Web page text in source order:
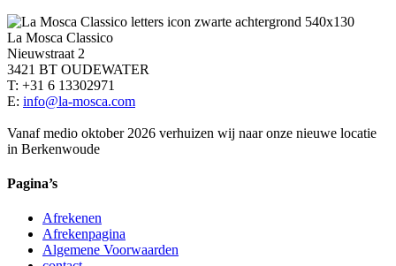
La Mosca Classico
Nieuwstraat 2
3421 BT OUDEWATER
T: +31 6 13302971
E: info@la-mosca.com
Vanaf medio oktober 2026 verhuizen wij naar onze nieuwe locatie
in Berkenwoude
Pagina’s
Afrekenen
Afrekenpagina
Algemene Voorwaarden